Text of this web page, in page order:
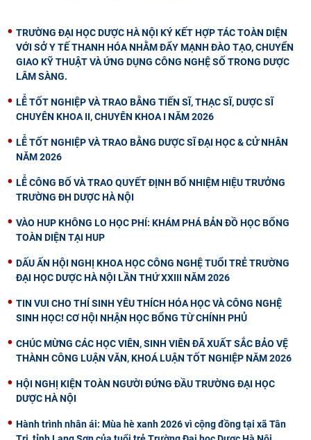
TRƯỜNG ĐẠI HỌC DƯỢC HÀ NỘI KÝ KẾT HỢP TÁC TOÀN DIỆN
VỚI SỞ Y TẾ THANH HÓA NHẰM ĐẨY MẠNH ĐÀO TẠO, CHUYỂN
GIAO KỸ THUẬT VÀ ỨNG DỤNG CÔNG NGHỆ SỐ TRONG DƯỢC
LÂM SÀNG.
LỄ TỐT NGHIỆP VÀ TRAO BẰNG TIẾN SĨ, THẠC SĨ, DƯỢC SĨ
CHUYÊN KHOA II, CHUYÊN KHOA I NĂM 2026
LỄ TỐT NGHIỆP VÀ TRAO BẰNG DƯỢC SĨ ĐẠI HỌC & CỬ NHÂN
NĂM 2026
LỄ CÔNG BỐ VÀ TRAO QUYẾT ĐỊNH BỔ NHIỆM HIỆU TRƯỞNG
TRƯỜNG ĐH DƯỢC HÀ NỘI
VÀO HUP KHÔNG LO HỌC PHÍ: KHÁM PHÁ BẢN ĐỒ HỌC BỔNG
TOÀN DIỆN TẠI HUP
DẤU ẤN HỘI NGHỊ KHOA HỌC CÔNG NGHỆ TUỔI TRẺ TRƯỜNG
ĐẠI HỌC DƯỢC HÀ NỘI LẦN THỨ XXIII NĂM 2026
TIN VUI CHO THÍ SINH YÊU THÍCH HÓA HỌC VÀ CÔNG NGHỆ
SINH HỌC! CƠ HỘI NHẬN HỌC BỔNG TỪ CHÍNH PHỦ
CHÚC MỪNG CÁC HỌC VIÊN, SINH VIÊN ĐÃ XUẤT SẮC BẢO VỆ
THÀNH CÔNG LUẬN VĂN, KHOÁ LUẬN TỐT NGHIỆP NĂM 2026
HỘI NGHỊ KIỆN TOÀN NGƯỜI ĐỨNG ĐẦU TRƯỜNG ĐẠI HỌC
DƯỢC HÀ NỘI
Hành trình nhân ái: Mùa hè xanh 2026 vì cộng đồng tại xã Tân